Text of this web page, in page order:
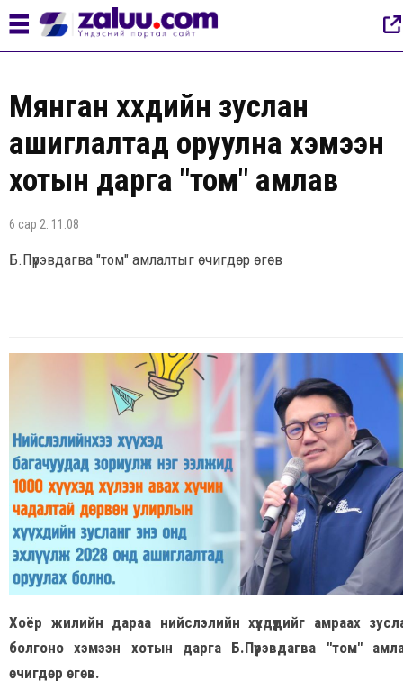
Мянган хүүхдийн зуслан
ашиглалтад оруулна хэмээн
хотын дарга "том" амлав
6 сар 2. 11:08
Б.Пүрэвдагва "том" амлалтыг өчигдөр өгөв
Хоёр жилийн дараа нийслэлийн хүүхдүүдийг амраах
болгоно хэмээн хотын дарга Б.Пүрэвдагва "том"
өчигдөр өгөв.